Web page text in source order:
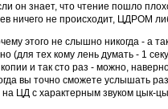
он знает, что чтение пошло
ничего не происходит, ЦДРОМ
этого не слышно никогда - а
(для тех кому лень думать - 1
и так сто раз - можно,
вы точно сможете услышать
ЦД с характерным звуком цык-